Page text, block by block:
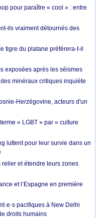
pour paraître « cool » : entre
ils vraiment détournés des
tigre du platane préférera-t-il
exposées après les séismes
minéraux critiques inquiète
Herzégovine, acteurs d'un
« LGBT » par « culture
luttent pour leur survie dans un
et étendre leurs zones
et l’Espagne en première
pacifiques à New Delhi
droits humains